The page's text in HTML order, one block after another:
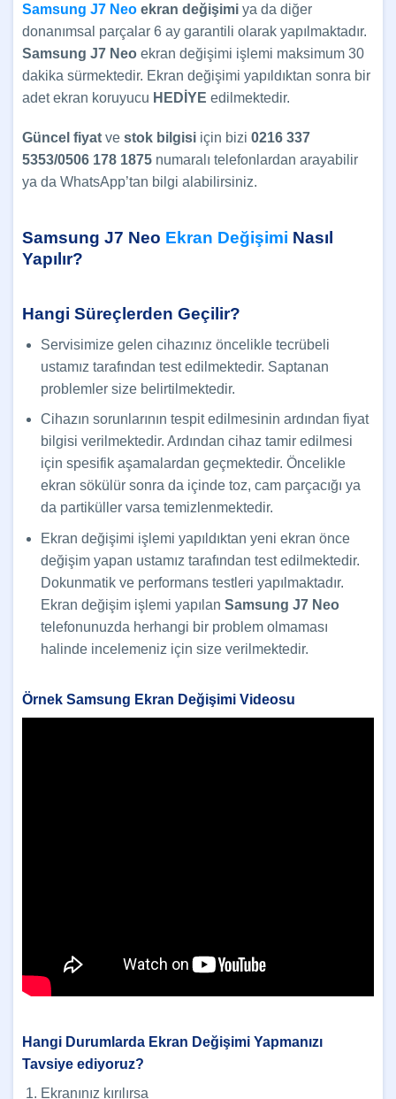
Samsung J7 Neo ekran değişimi ya da diğer
donanımsal parçalar 6 ay garantili olarak yapılmaktadır.
Samsung J7 Neo ekran değişimi işlemi maksimum 30
dakika sürmektedir. Ekran değişimi yapıldıktan sonra bir
adet ekran koruyucu HEDİYE edilmektedir.
Güncel fiyat ve stok bilgisi için bizi 0216 337
5353/0506 178 1875 numaralı telefonlardan arayabilir
ya da WhatsApp’tan bilgi alabilirsiniz.
Samsung J7 Neo Ekran Değişimi Nasıl
Yapılır?
Hangi Süreçlerden Geçilir?
Servisimize gelen cihazınız öncelikle tecrübeli
ustamız tarafından test edilmektedir. Saptanan
problemler size belirtilmektedir.
Cihazın sorunlarının tespit edilmesinin ardından fiyat
bilgisi verilmektedir. Ardından cihaz tamir edilmesi
için spesifik aşamalardan geçmektedir. Öncelikle
ekran sökülür sonra da içinde toz, cam parçacığı ya
da partiküller varsa temizlenmektedir.
Ekran değişimi işlemi yapıldıktan yeni ekran önce
değişim yapan ustamız tarafından test edilmektedir.
Dokunmatik ve performans testleri yapılmaktadır.
Ekran değişim işlemi yapılan Samsung J7 Neo
telefonunuzda herhangi bir problem olmaması
halinde incelemeniz için size verilmektedir.
Örnek Samsung Ekran Değişimi Videosu
Hangi Durumlarda Ekran Değişimi Yapmanızı
Tavsiye ediyoruz?
Ekranınız kırılırsa